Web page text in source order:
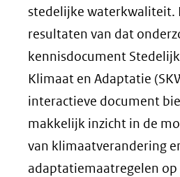
stedelijke waterkwaliteit.
resultaten van dat
kennisdocument
Klimaat en Adaptatie
interactieve document
makkelijk inzicht in de
van klimaatverandering
adaptatiemaatregelen